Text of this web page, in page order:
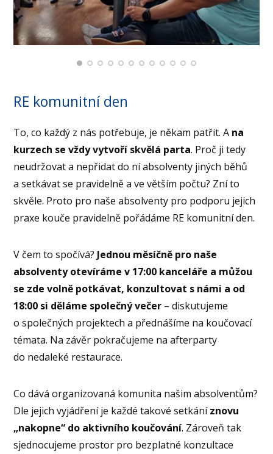
RE komunitní den
To, co každý z nás potřebuje, je někam patřit. A na
kurzech se vždy vytvoří skvělá parta. Proč ji tedy
neudržovat a nepřidat do ní absolventy jiných běhů
a setkávat se pravidelně a ve větším počtu? Zní to
skvěle. Proto pro naše absolventy pro podporu jejich
praxe kouče pravidelně pořádáme RE komunitní den.
V čem to spočívá? Jednou měsíčně pro naše
absolventy otevíráme v 17:00 kanceláře a můžou
se zde volně potkávat, konzultovat s námi a od
18:00 si děláme společný večer – diskutujeme
o společných projektech a přednášíme na koučovací
témata. Na závěr pokračujeme na afterparty
do nedaleké restaurace.
Co dává organizovaná komunita našim absolventům?
Dle jejich vyjádření je každé takové setkáníznovu
„nakopne“ do aktivního koučování. Zároveň tak
sjednocujeme prostor pro bezplatné konzultace